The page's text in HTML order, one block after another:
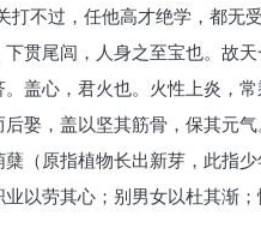
打不过，任他高才绝学，都
贯尾闾，人身之至宝也。故
盖心，君火也。火性上炎，
娶，盖以坚其筋骨，保其元
（原指植物长出新芽，此指
以劳其心；别男女以杜其渐